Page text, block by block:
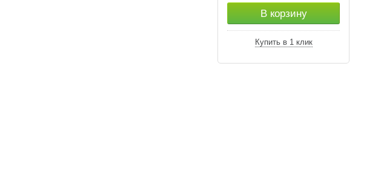
В корзину
Купить в 1 клик